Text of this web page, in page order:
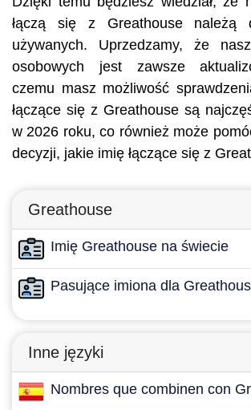
łączą się z Greathouse należą
używanych. Uprzedzamy, że
osobowych jest zawsze
czemu masz możliwość
łączące się z Greathouse są
w 2026 roku, co również może
decyzji, jakie imię łączące się z
Greathouse
Imię Greathouse na świecie
Pasujące imiona dla
Inne języki
Nombres que combinen con